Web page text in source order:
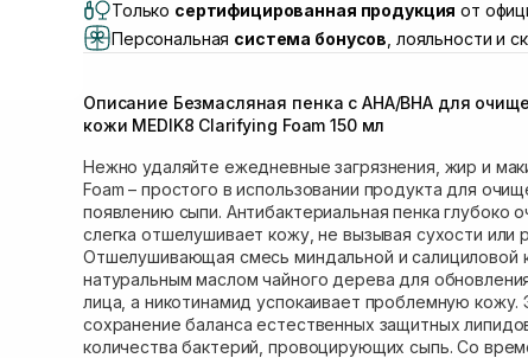
Самовывоз Львов (Ивана Франко 36)
Самовывоз г. Львов ул. Степана Бандеры 43
Самовывоз г. Ровно, ул. Кулика и Гудачека 23
Только сертифицированная продукция от
Персональная система бонусов , лояльности и
Описание Безмасляная пенка с АНА/ВНА для
кожи MEDIK8 Clarifying Foam 150 мл
Нежно удаляйте ежедневные загрязнения, жир и
Foam – простого в использовании продукта для
появлению сыпи. Антибактериальная пенка глубоко
слегка отшелушивает кожу, не вызывая сухости или
Отшелушивающая смесь миндальной и салициловой
натуральным маслом чайного дерева для
лица, а никотинамид успокаивает проблемную кожу.
сохранение баланса естественных защитных
количества бактерий, провоцирующих сыпь. Со